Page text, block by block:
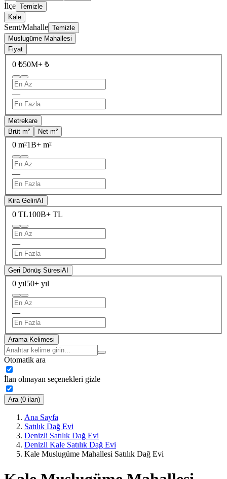
İlçe Temizle
Kale
Semt/Mahalle Temizle
Muslugüme Mahallesi
Fiyat
0 ₺50M+ ₺
—
Metrekare
Brüt m²
Net m²
0 m²1B+ m²
—
Kira GeliriAI
0 TL100B+ TL
—
Geri Dönüş SüresiAI
0 yıl50+ yıl
—
Arama Kelimesi
Otomatik ara
İlan olmayan seçenekleri gizle
Ara (0 ilan)
Ana Sayfa
Satılık Dağ Evi
Denizli Satılık Dağ Evi
Denizli Kale Satılık Dağ Evi
Kale Muslugüme Mahallesi Satılık Dağ Evi